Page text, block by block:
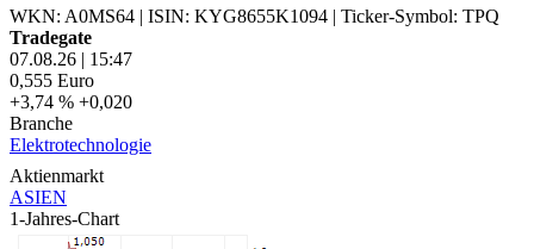
WKN: A0MS64 | ISIN: KYG8655K1094 | Ticker-Symbol: TPQ
Tradegate
07.08.26 | 15:47
0,555 Euro
+3,74 % +0,020
Branche
Elektrotechnologie
Aktienmarkt
ASIEN
1-Jahres-Chart